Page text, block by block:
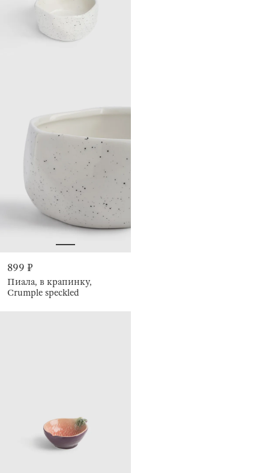
899 ₽
Пиала, в крапинку,
Crumple speckled